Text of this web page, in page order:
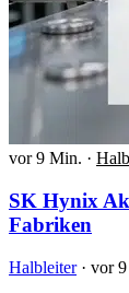
vor 9 Min. ·
SK Hynix
Fabriken
Halbleiter · vor